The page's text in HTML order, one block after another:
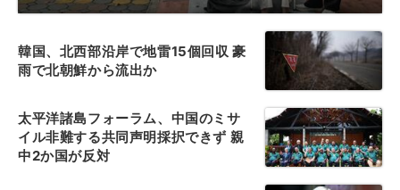
韓国、北西部沿岸で地雷15個回収 豪
雨で北朝鮮から流出か
太平洋諸島フォーラム、中国のミサ
イル非難する共同声明採択できず 親
中2か国が反対